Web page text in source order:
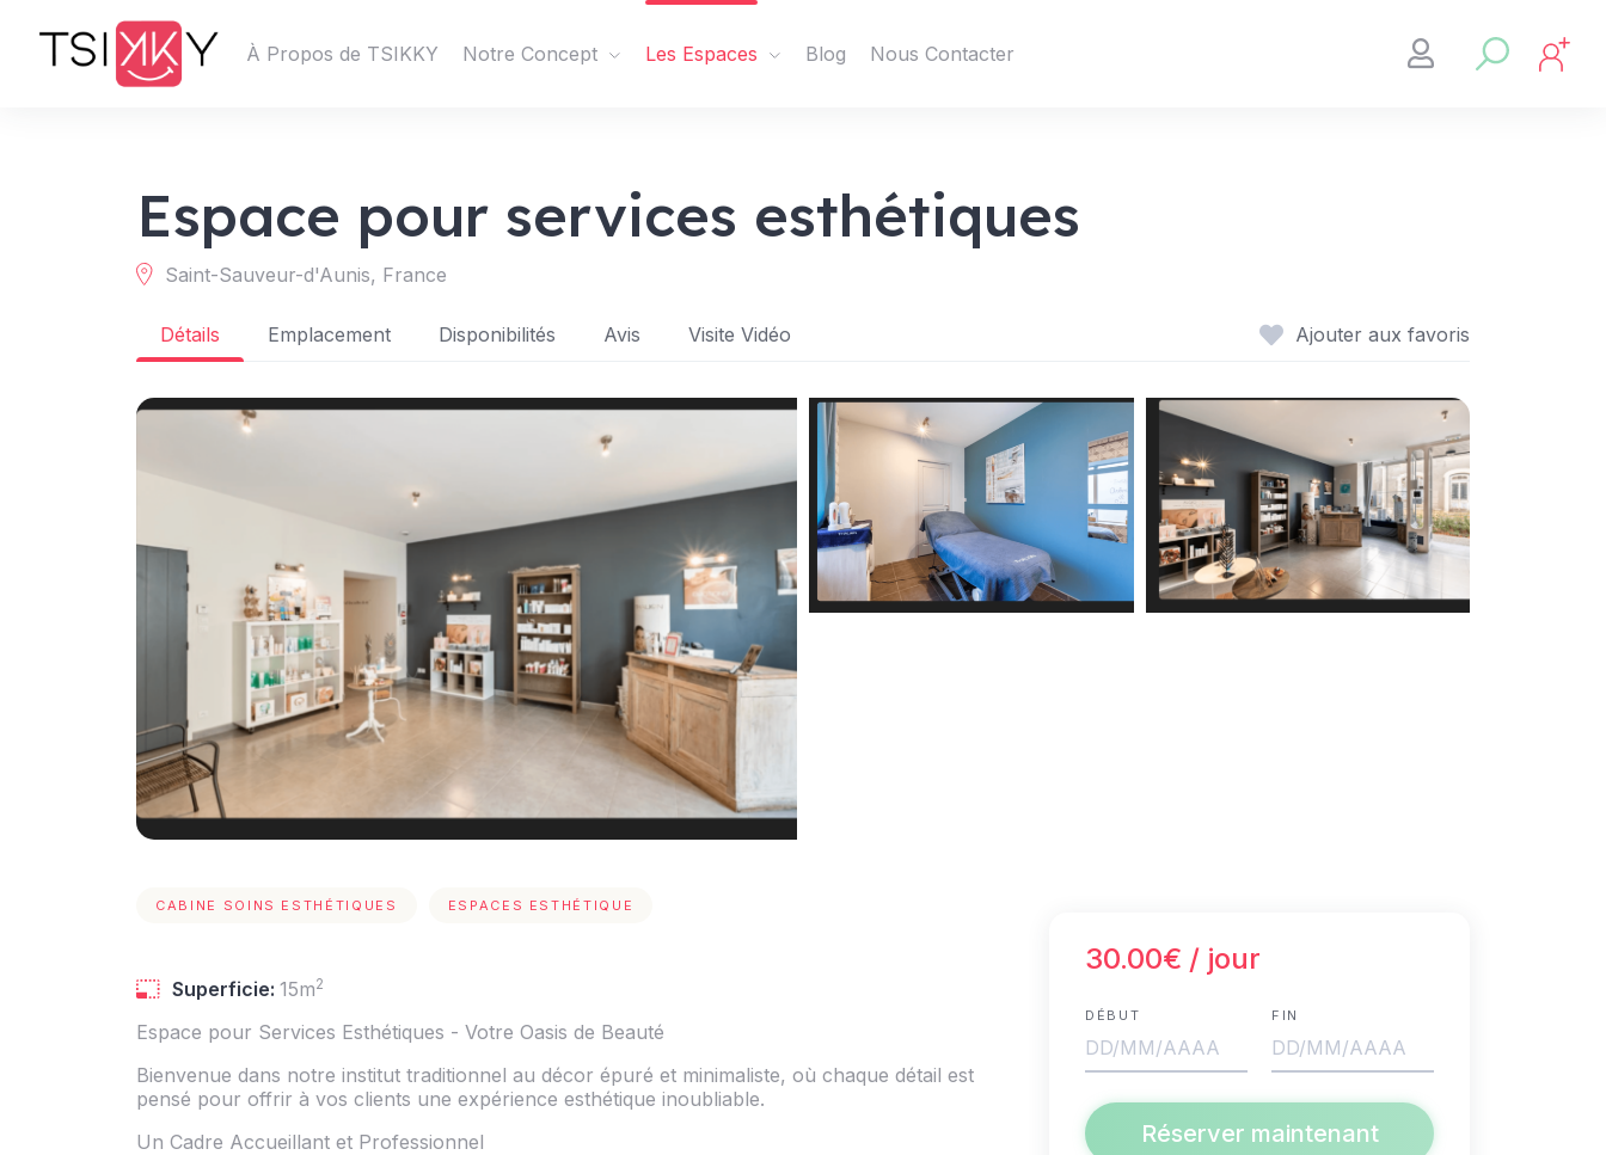
À Propos de TSIKKY Notre Concept Les Espaces Blog Nous Contacter
Espace pour services esthétiques
Saint-Sauveur-d'Aunis, France
Ajouter aux favoris
Détails Emplacement Disponibilités Avis Visite Vidéo
CABINE SOINS ESTHÉTIQUES ESPACES ESTHÉTIQUE
Superficie: 15m2
Espace pour Services Esthétiques - Votre Oasis de Beauté
Bienvenue dans notre institut traditionnel au décor épuré et minimaliste, où chaque détail est
pensé pour offrir à vos clients une expérience esthétique inoubliable.
Un Cadre Accueillant et Professionnel
30.00€ / jour
DÉBUT FIN
Réserver maintenant